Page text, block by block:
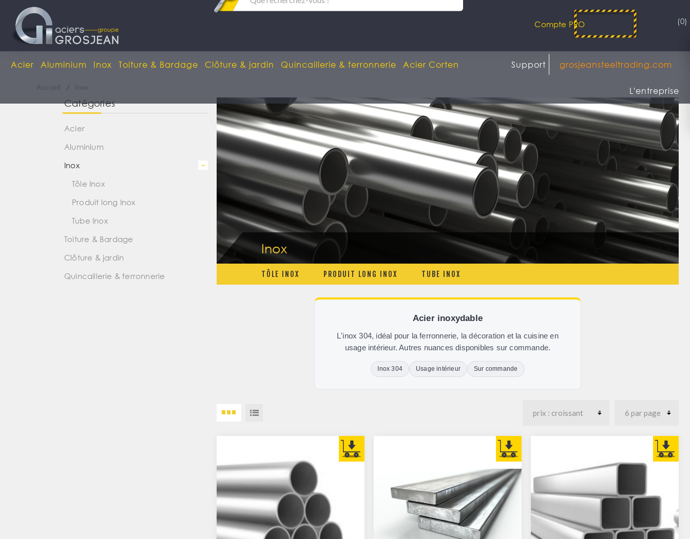
Compte PRO (0)
Acier Aluminium Inox Toiture & Bardage Clôture & jardin Quincaillerie & ferronnerie Acier Corten grosjeansteeltrading.com
Support
L'entreprise
Accueil Inox
Inox
TÔLE INOX PRODUIT LONG INOX TUBE INOX
Acier inoxydable
L'inox 304, idéal pour la ferronnerie, la décoration et la cuisine en
usage intérieur. Autres nuances disponibles sur commande.
Inox 304 Usage intérieur Sur commande
Catégories
Acier
Aluminium
Inox
Tôle Inox
Produit long Inox
Tube Inox
Toiture & Bardage
Clôture & jardin
Quincaillerie & ferronnerie